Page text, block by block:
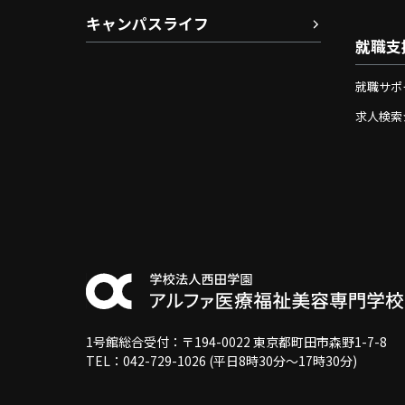
キャンパスライフ
就職支
就職サポ
求人検
1号館総合受付：〒194-0022 東京都町田市森野1-7-8
TEL：042-729-1026 (平日8時30分〜17時30分)